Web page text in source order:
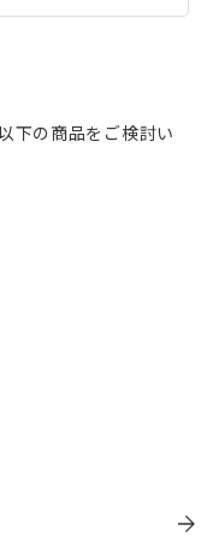
下の商品をご検討い